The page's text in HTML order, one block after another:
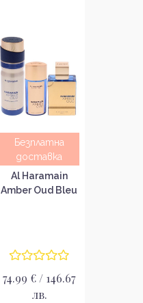
Безплатна
доставка
Al Haramain
Amber Oud Bleu
74.99 € / 146.67
лв.